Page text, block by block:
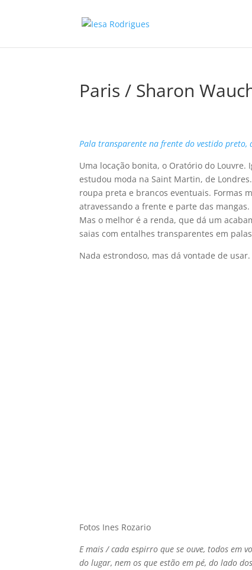
Paris / Sharon
Pala transparente na frente do vestido preto,
Uma locação bonita, o Oratório do
estudou moda na Saint Martin, de
roupa preta e brancos eventuais. Formas
atravessando a frente e parte das
Mas o melhor é a renda, que dá um
saias com entalhes transparentes em
Nada estrondoso, mas dá vontade de
Fotos Ines Rozario
E mais / cada espirro que se ouve, todos em
do lugar, nem os que estão em pé, do lado